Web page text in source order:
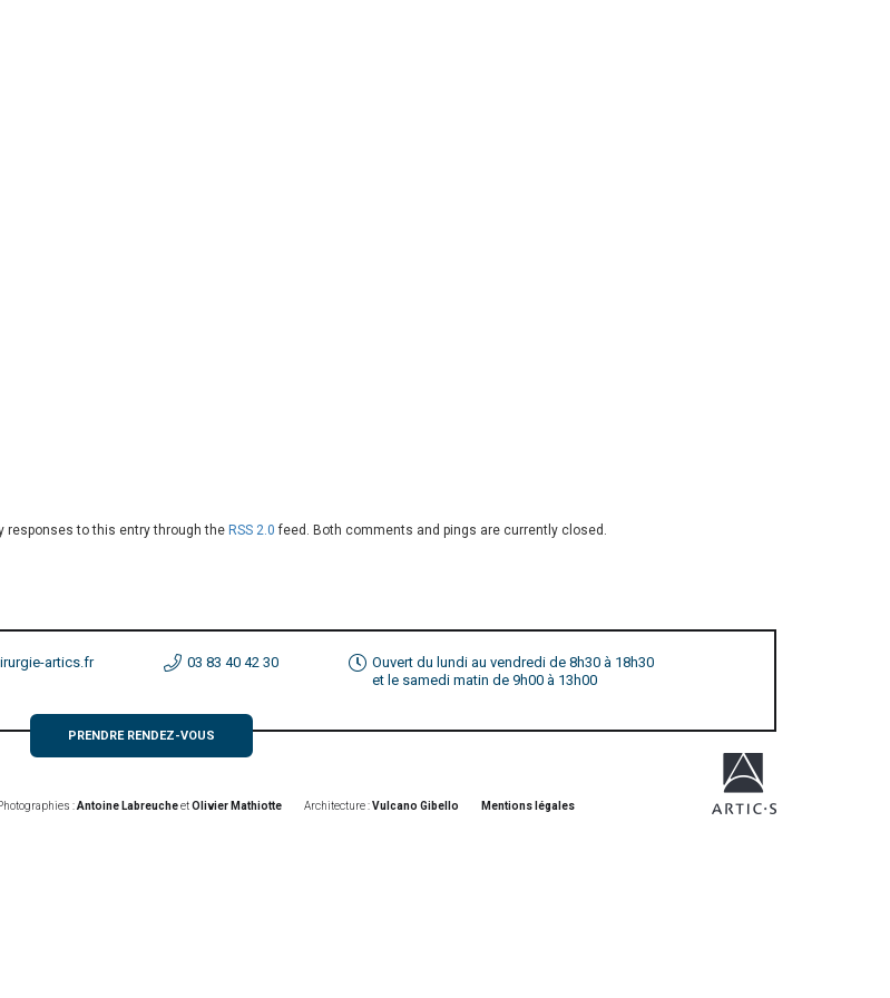
responses to this entry through the RSS 2.0 feed. Both comments and pings are currently closed.
artics.fr 03 83 40 42 30
Ouvert du lundi au vendredi de 8h30 à 18h30
et le samedi matin de 9h00 à 13h00
PRENDRE RENDEZ-VOUS
:Antoine LabreucheetOlivier Mathiotte Architecture :Vulcano Gibello Mentions légales